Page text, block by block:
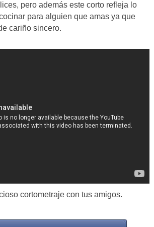
pero además este corto refleja lo
para alguien que amas ya que
cariño sincero.
cortometraje con tus amigos.